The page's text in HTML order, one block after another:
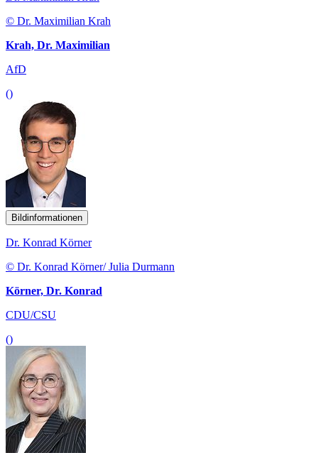
© Dr. Maximilian Krah
Krah, Dr. Maximilian
AfD
()
Bildinformationen
Dr. Konrad Körner
© Dr. Konrad Körner/ Julia Durmann
Körner, Dr. Konrad
CDU/CSU
()